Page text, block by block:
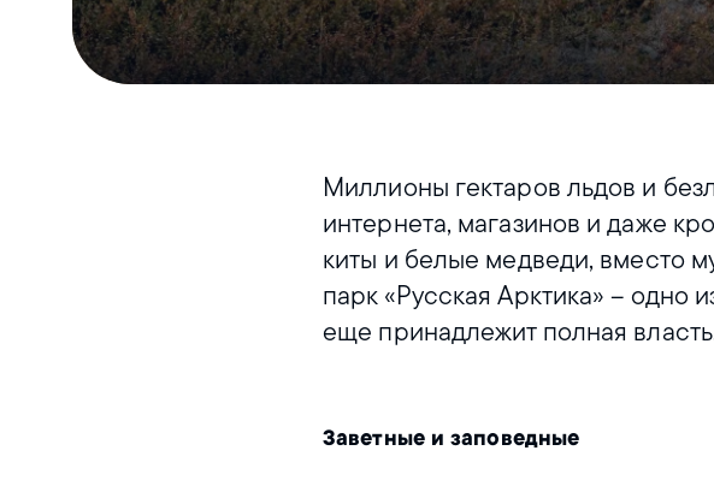
Миллионы гектаров льдов и
интернета, магазинов и даже
киты и белые медведи, вместо
парк «Русская Арктика» – одно
еще принадлежит полная
Заветные и заповедные